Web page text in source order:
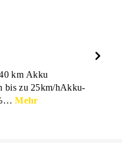
km Akku
bis zu 25km/hAkku-
Mehr